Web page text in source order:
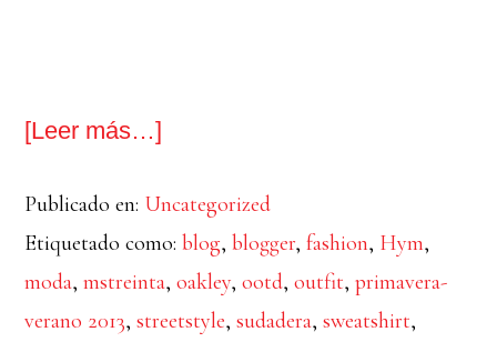
[Leer más…]
Reflejo
Publicado en: Uncategorized
Etiquetado como:blog,blogger,fashion, Hym,
moda,mstreinta,oakley,ootd,outfit,primavera-
verano 2013,streetstyle,sudadera,sweatshirt,